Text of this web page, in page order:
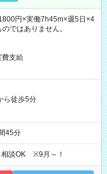
円×実働7h45m×週5日×4
ではありません。
費支給
ら徒歩5分
45分
談OK ※9月～！